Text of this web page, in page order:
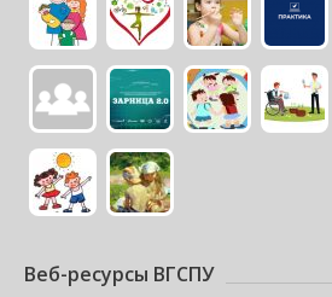
Веб-ресурсы ВГСПУ